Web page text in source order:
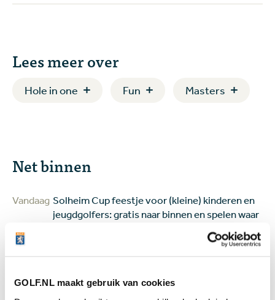
GOLF.NL maakt gebruik van cookies
Lees meer over
Hole in one Fun Masters
Net binnen
Vandaag Solheim Cup feestje voor (kleine) kinderen en
jeugdgolfers: gratis naar binnen en spelen waar
caddieboekje voor de GPS-liefhebber
Equipment